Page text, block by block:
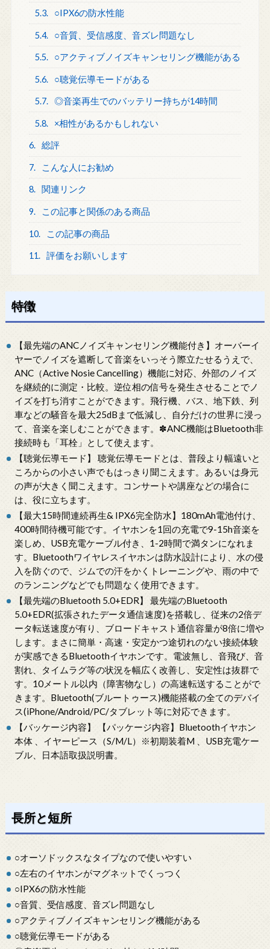
5.3. ○IPX6の防水性能
5.4. ○音質、受信感度、音ズレ問題なし
5.5. ○アクティブノイズキャンセリング機能がある
5.6. ○聴覚伝導モードがある
5.7. ◎音楽再生でのバッテリー持ちが14時間
5.8. ×相性があるかもしれない
6. 総評
7. こんな人にお勧め
8. 関連リンク
9. この記事と関係のある商品
10. この記事の商品
11. 評価をお願いします
特徴
【最先端のANCノイズキャンセリング機能付き】オーバーイ
ヤーでノイズを遮断して音楽をいっそう際立たせるうえで、
ANC（Active Nosie Cancelling）機能に対応、外部のノイズ
を継続的に測定・比較。逆位相の信号を発生させることでノ
イズを打ち消すことができます。飛行機、バス、地下鉄、列
車などの騒音を最大25dBまで低減し、自分だけの世界に浸っ
て、音楽を楽しむことができます。✽ANC機能はBluetooth非
接続時も「耳栓」として使えます。
【聴覚伝導モード】 聴覚伝導モードとは、普段より幅遠いと
ころからの小さい声でもはっきり聞こえます。あるいは身元
の声が大きく聞こえます。コンサートや講座などの場合に
は、役に立ちます。
【最大15時間連続再生& IPX6完全防水】180mAh電池付け、
400時間待機可能です。イヤホンを1回の充電で9-15h音楽を
楽しめ、USB充電ケーブル付き、1-2時間で満タンになれま
す。Bluetoothワイヤレスイヤホンは防水設計により、水の侵
入を防ぐので、ジムでの汗をかくトレーニングや、雨の中で
のランニングなどでも問題なく使用できます。
【最先端のBluetooth 5.0+EDR】 最先端のBluetooth
5.0+EDR(拡張されたデータ通信速度)を搭載し、従来の2倍デ
ータ転送速度が有り、ブロードキャスト通信容量が8倍に増や
します。まさに簡単・高速・安定かつ途切れのない接続体験
が実感できるBluetoothイヤホンです。電波無し、音飛び、音
割れ、タイムラグ等の状況を幅広く改善し、安定性は抜群で
す。10メートル以内（障害物なし）の高速転送することがで
きます。Bluetooth(ブルートゥース)機能搭載の全てのデバイ
ス(iPhone/Android/PC/タブレット等に対応できます。
【バッケージ内容】 【パッケージ内容】Bluetoothイヤホン
本体 、イヤーピース（S/M/L）※初期装着M 、USB充電ケー
ブル、日本語取扱説明書。
長所と短所
○オーソドックスなタイプなので使いやすい
○左右のイヤホンがマグネットでくっつく
○IPX6の防水性能
○音質、受信感度、音ズレ問題なし
○アクティブノイズキャンセリング機能がある
○聴覚伝導モードがある